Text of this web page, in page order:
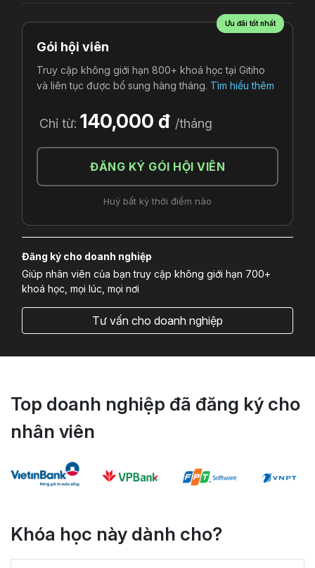
Ưu đãi tốt nhất
Gói hội viên
Truy cập không giới hạn 800+ khoá học tại Gitiho
và liên tục được bổ sung hàng tháng. Tìm hiểu thêm
Chỉ từ: 140,000 đ /tháng
ĐĂNG KÝ GÓI HỘI VIÊN
Huỷ bất kỳ thời điểm nào
Đăng ký cho doanh nghiệp
Giúp nhân viên của bạn truy cập không giới hạn 700+
khoá học, mọi lúc, mọi nơi
Tư vấn cho doanh nghiệp
Top doanh nghiệp đã đăng ký cho
nhân viên
Khóa học này dành cho?